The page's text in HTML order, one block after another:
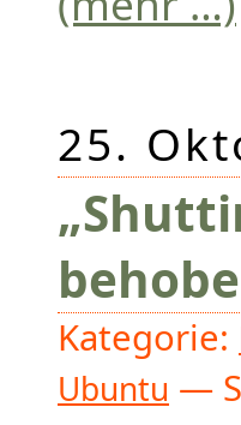
25.
Kategorie:
Ubuntu —